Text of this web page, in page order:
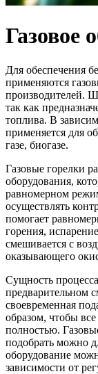
Газовое
Для обеспечения
применяются
производителей.
так как
топлива. В
применяется для
газе, биогазе.
Газовые горелки
оборудования,
равномерном
осуществлять
помогает
горения,
смешивается с
оказывающего
Сущность
предварительном
своевременная
образом, чтобы
полностью.
подобрать можно
оборудование
зависимости от